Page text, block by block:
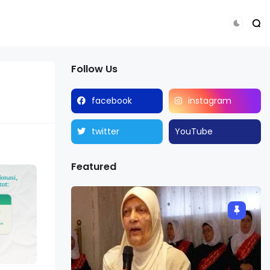
Follow Us
facebook instagram
twitter YouTube
Featured